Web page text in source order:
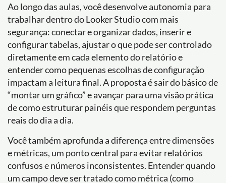
Ao longo das aulas, você desenvolve autonomia para
trabalhar dentro do Looker Studio com mais
segurança: conectar e organizar dados, inserir e
configurar tabelas, ajustar o que pode ser controlado
diretamente em cada elemento do relatório e
entender como pequenas escolhas de configuração
impactam a leitura final. A proposta é sair do básico de
“montar um gráfico” e avançar para uma visão prática
de como estruturar painéis que respondem perguntas
reais do dia a dia.
Você também aprofunda a diferença entre dimensões
e métricas, um ponto central para evitar relatórios
confusos e números inconsistentes. Entender quando
um campo deve ser tratado como métrica (como